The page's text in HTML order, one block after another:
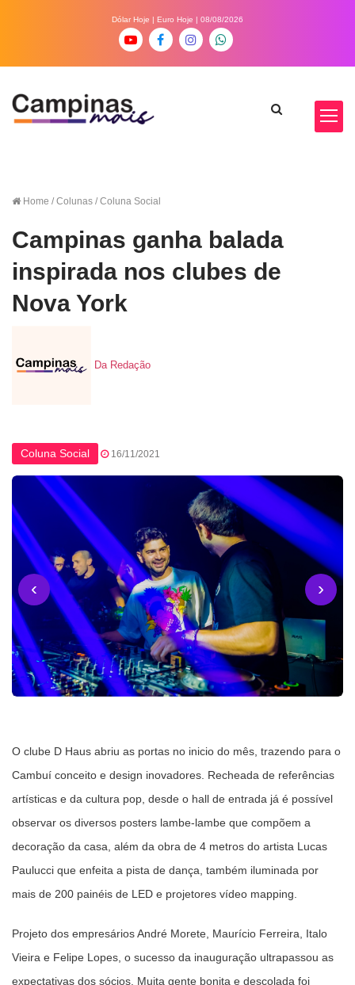
Dólar Hoje | Euro Hoje | 08/08/2026
Home / Colunas / Coluna Social
Campinas ganha balada
inspirada nos clubes de
Nova York
Da Redação
Coluna Social 16/11/2021
‹ ›
O clube D Haus abriu as portas no inicio do mês, trazendo para o
Cambuí conceito e design inovadores. Recheada de referências
artísticas e da cultura pop, desde o hall de entrada já é possível
observar os diversos posters lambe-lambe que compõem a
decoração da casa, além da obra de 4 metros do artista Lucas
Paulucci que enfeita a pista de dança, também iluminada por
mais de 200 painéis de LED e projetores vídeo mapping.
Projeto dos empresários André Morete, Maurício Ferreira, Italo
Vieira e Felipe Lopes, o sucesso da inauguração ultrapassou as
expectativas dos sócios. Muita gente bonita e descolada foi